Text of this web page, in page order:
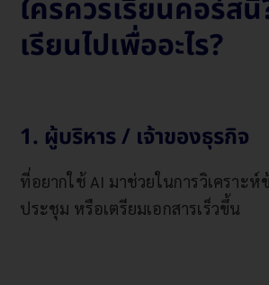
ใครควรเรียนคอร์ส
เรียนไปเพื่ออะไร?
1. ผู้บริหาร / เจ้าของธุรกิจ
ที่อยากใช้ AI มาช่วยในการวิเคราะ
ประชุม หรือเตรียมเอกสารเร็วขึ้น